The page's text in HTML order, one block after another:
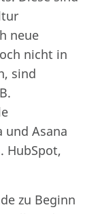
neue
nicht in
sind
und Asana
HubSpot,
zu Beginn